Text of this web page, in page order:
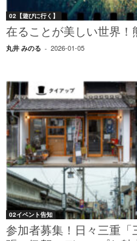
02【遊びに行く】
在ることが美しい世界
丸井 みのる - 2026-01-05
02イベント告知
参加者募集！日々三重